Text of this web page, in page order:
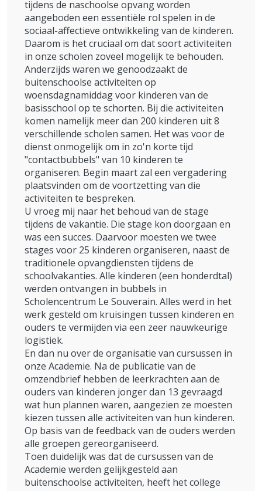
tijdens de naschoolse opvang worden
aangeboden een essentiële rol spelen in de
sociaal-affectieve ontwikkeling van de kinderen.
Daarom is het cruciaal om dat soort activiteiten
in onze scholen zoveel mogelijk te behouden.
Anderzijds waren we genoodzaakt de
buitenschoolse activiteiten op
woensdagnamiddag voor kinderen van de
basisschool op te schorten. Bij die activiteiten
komen namelijk meer dan 200 kinderen uit 8
verschillende scholen samen. Het was voor de
dienst onmogelijk om in zo'n korte tijd
"contactbubbels" van 10 kinderen te
organiseren. Begin maart zal een vergadering
plaatsvinden om de voortzetting van die
activiteiten te bespreken.
U vroeg mij naar het behoud van de stage
tijdens de vakantie. Die stage kon doorgaan en
was een succes. Daarvoor moesten we twee
stages voor 25 kinderen organiseren, naast de
traditionele opvangdiensten tijdens de
schoolvakanties. Alle kinderen (een honderdtal)
werden ontvangen in bubbels in
Scholencentrum Le Souverain. Alles werd in het
werk gesteld om kruisingen tussen kinderen en
ouders te vermijden via een zeer nauwkeurige
logistiek.
En dan nu over de organisatie van cursussen in
onze Academie. Na de publicatie van de
omzendbrief hebben de leerkrachten aan de
ouders van kinderen jonger dan 13 gevraagd
wat hun plannen waren, aangezien ze moesten
kiezen tussen alle activiteiten van hun kinderen.
Op basis van de feedback van de ouders werden
alle groepen gereorganiseerd.
Toen duidelijk was dat de cursussen van de
Academie werden gelijkgesteld aan
buitenschoolse activiteiten, heeft het college